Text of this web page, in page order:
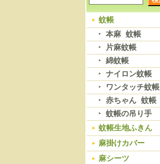
蚊帳
本麻 蚊帳
片麻蚊帳
綿蚊帳
ナイロン蚊帳
ワンタッチ蚊帳
赤ちゃん 蚊帳
蚊帳の吊り手
蚊帳生地ふきん
麻掛けカバー
麻シーツ